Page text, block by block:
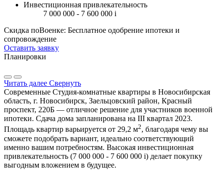
Инвестиционная привлекательность
7 000 000 - 7 600 000 i
Скидка поВоенке: Бесплатное одобрение ипотеки и
сопровождение
Оставить заявку
Планировки
Читать далее Свернуть
Современные Студия-комнатные квартиры в Новосибирская
область, г. Новосибирск, Заельцовский район, Красный
проспект, 220Б — отличное решение для участников военной
ипотеки. Сдача дома запланирована на III квартал 2023.
Площадь квартир варьируется от 29,2 м2, благодаря чему вы
сможете подобрать вариант, идеально соответствующий
именно вашим потребностям. Высокая инвестиционная
привлекательность (7 000 000 - 7 600 000 i) делает покупку
выгодным вложением в будущее.